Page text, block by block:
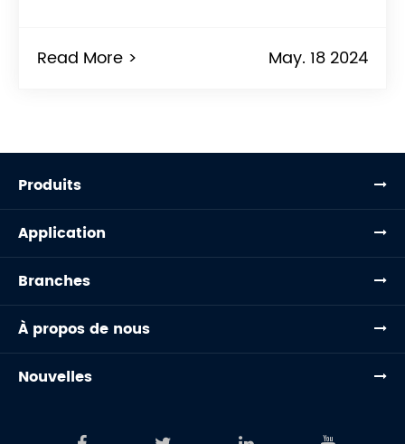
Read More > May. 18 2024
Produits
Application
Branches
À propos de nous
Nouvelles